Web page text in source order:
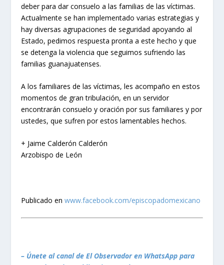
deber para dar consuelo a las familias de las víctimas.
Actualmente se han implementado varias estrategias y
hay diversas agrupaciones de seguridad apoyando al
Estado, pedimos respuesta pronta a este hecho y que
se detenga la violencia que seguimos sufriendo las
familias guanajuatenses.
A los familiares de las víctimas, les acompaño en estos
momentos de gran tribulación, en un servidor
encontrarán consuelo y oración por sus familiares y por
ustedes, que sufren por estos lamentables hechos.
+ Jaime Calderón Calderón
Arzobispo de León
Publicado enwww.facebook.com/episcopadomexicano
– Únete al canal de El Observador en WhatsApp para